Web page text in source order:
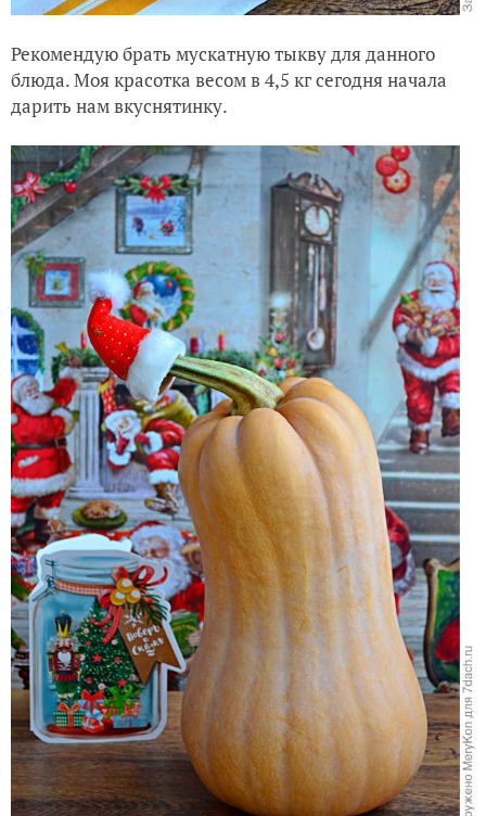
Рекомендую брать мускатную тыкву для данного
блюда. Моя красотка весом в 4,5 кг сегодня начала
дарить нам вкуснятинку.